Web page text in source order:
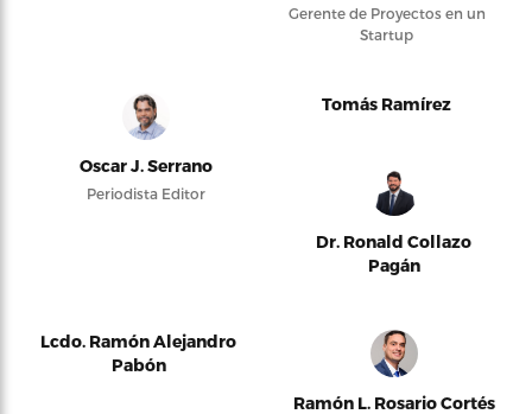
Gerente de Proyectos en un
Startup
Oscar J. Serrano
Periodista Editor
Tomás Ramírez
Dr. Ronald Collazo
Pagán
Lcdo. Ramón Alejandro
Pabón
Ramón L. Rosario Cortés